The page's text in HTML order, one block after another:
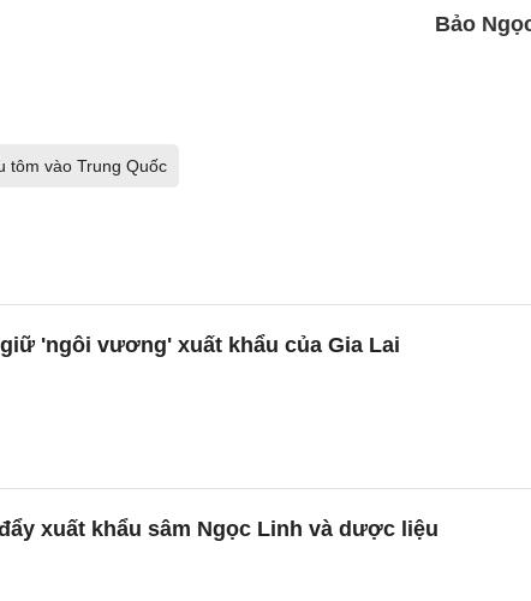
Bảo
tôm vào Trung Quốc
'ngôi vương' xuất khẩu của Gia Lai
xuất khẩu sâm Ngọc Linh và dược liệu